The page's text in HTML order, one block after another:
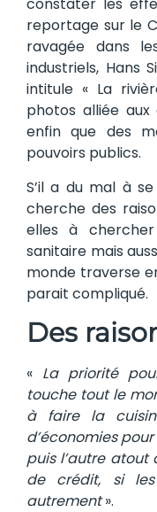
constater les
reportage sur le
ravagée dans
industriels, Hans
intitule « La
photos alliée
enfin que des
pouvoirs publics.
S’il a du mal à
cherche des
elles à
sanitaire mais
monde traverse
parait compliqué.
Des
« La priorité
touche tout le
à faire la
d’économies
puis l’autre atout
de crédit, si les
autrement».